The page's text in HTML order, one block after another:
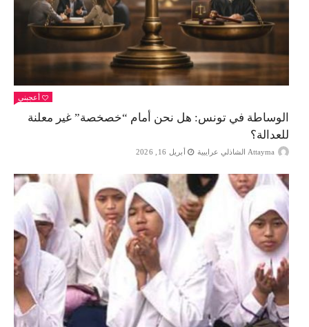
أعجبني
الوساطة في تونس: هل نحن أمام “خصخصة” غير معلنة
للعدالة؟
Attayma الشاذلي عرايبية أبريل 16, 2026